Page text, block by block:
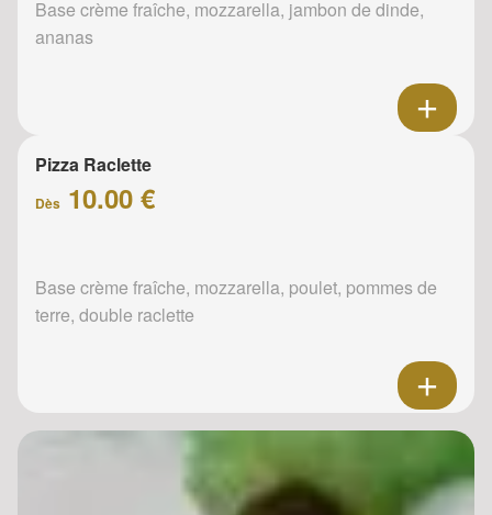
Base crème fraîche, mozzarella, jambon de dinde,
ananas
Pizza Raclette
Dès 10.00 €
Base crème fraîche, mozzarella, poulet, pommes de
terre, double raclette